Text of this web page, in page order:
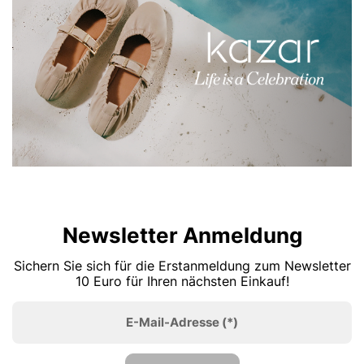
Newsletter Anmeldung
Sichern Sie sich für die Erstanmeldung zum Newsletter
10 Euro für Ihren nächsten Einkauf!
E-Mail-Adresse (*)